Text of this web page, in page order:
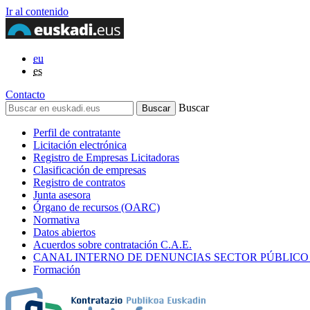
Ir al contenido
eu
es
Contacto
Buscar
Perfil de contratante
Licitación electrónica
Registro de Empresas Licitadoras
Clasificación de empresas
Registro de contratos
Junta asesora
Órgano de recursos (OARC)
Normativa
Datos abiertos
Acuerdos sobre contratación C.A.E.
CANAL INTERNO DE DENUNCIAS SECTOR
Formación